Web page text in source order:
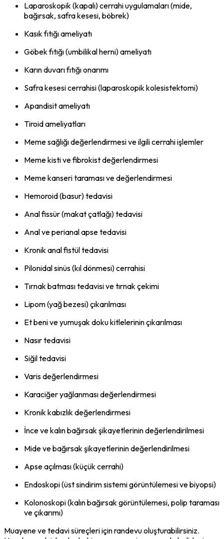
Laparoskopik (kapalı) cerrahi uygulamaları (mide,
bağırsak, safra kesesi, böbrek)
Kasık fıtığı ameliyatı
Göbek fıtığı (umbilikal herni) ameliyatı
Karın duvarı fıtığı onarımı
Safra kesesi cerrahisi (laparoskopik kolesistektomi)
Apandisit ameliyatı
Tiroid ameliyatları
Meme sağlığı değerlendirmesi ve ilgili cerrahi işlemler
Meme kisti ve fibrokist değerlendirmesi
Meme kanseri taraması ve değerlendirmesi
Hemoroid (basur) tedavisi
Anal fissür (makat çatlağı) tedavisi
Anal ve perianal apse tedavisi
Kronik anal fistül tedavisi
Pilonidal sinüs (kıl dönmesi) cerrahisi
Tırnak batması tedavisi ve tırnak çekimi
Lipom (yağ bezesi) çıkarılması
Et beni ve yumuşak doku kitlelerinin çıkarılması
Nasır tedavisi
Siğil tedavisi
Varis değerlendirmesi
Karaciğer yağlanması değerlendirmesi
Kronik kabızlık değerlendirmesi
İnce ve kalın bağırsak şikayetlerinin değerlendirilmesi
Mide ve bağırsak şikayetlerinin değerlendirilmesi
Apse açılması (küçük cerrahi)
Endoskopi (üst sindirim sistemi görüntülemesi ve biyopsi)
Kolonoskopi (kalın bağırsak görüntülemesi, polip taraması
ve çıkarımı)
Muayene ve tedavi süreçleri için randevu oluşturabilirsiniz.